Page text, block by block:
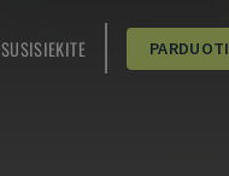
SUSISIEKITE PARDUOTI